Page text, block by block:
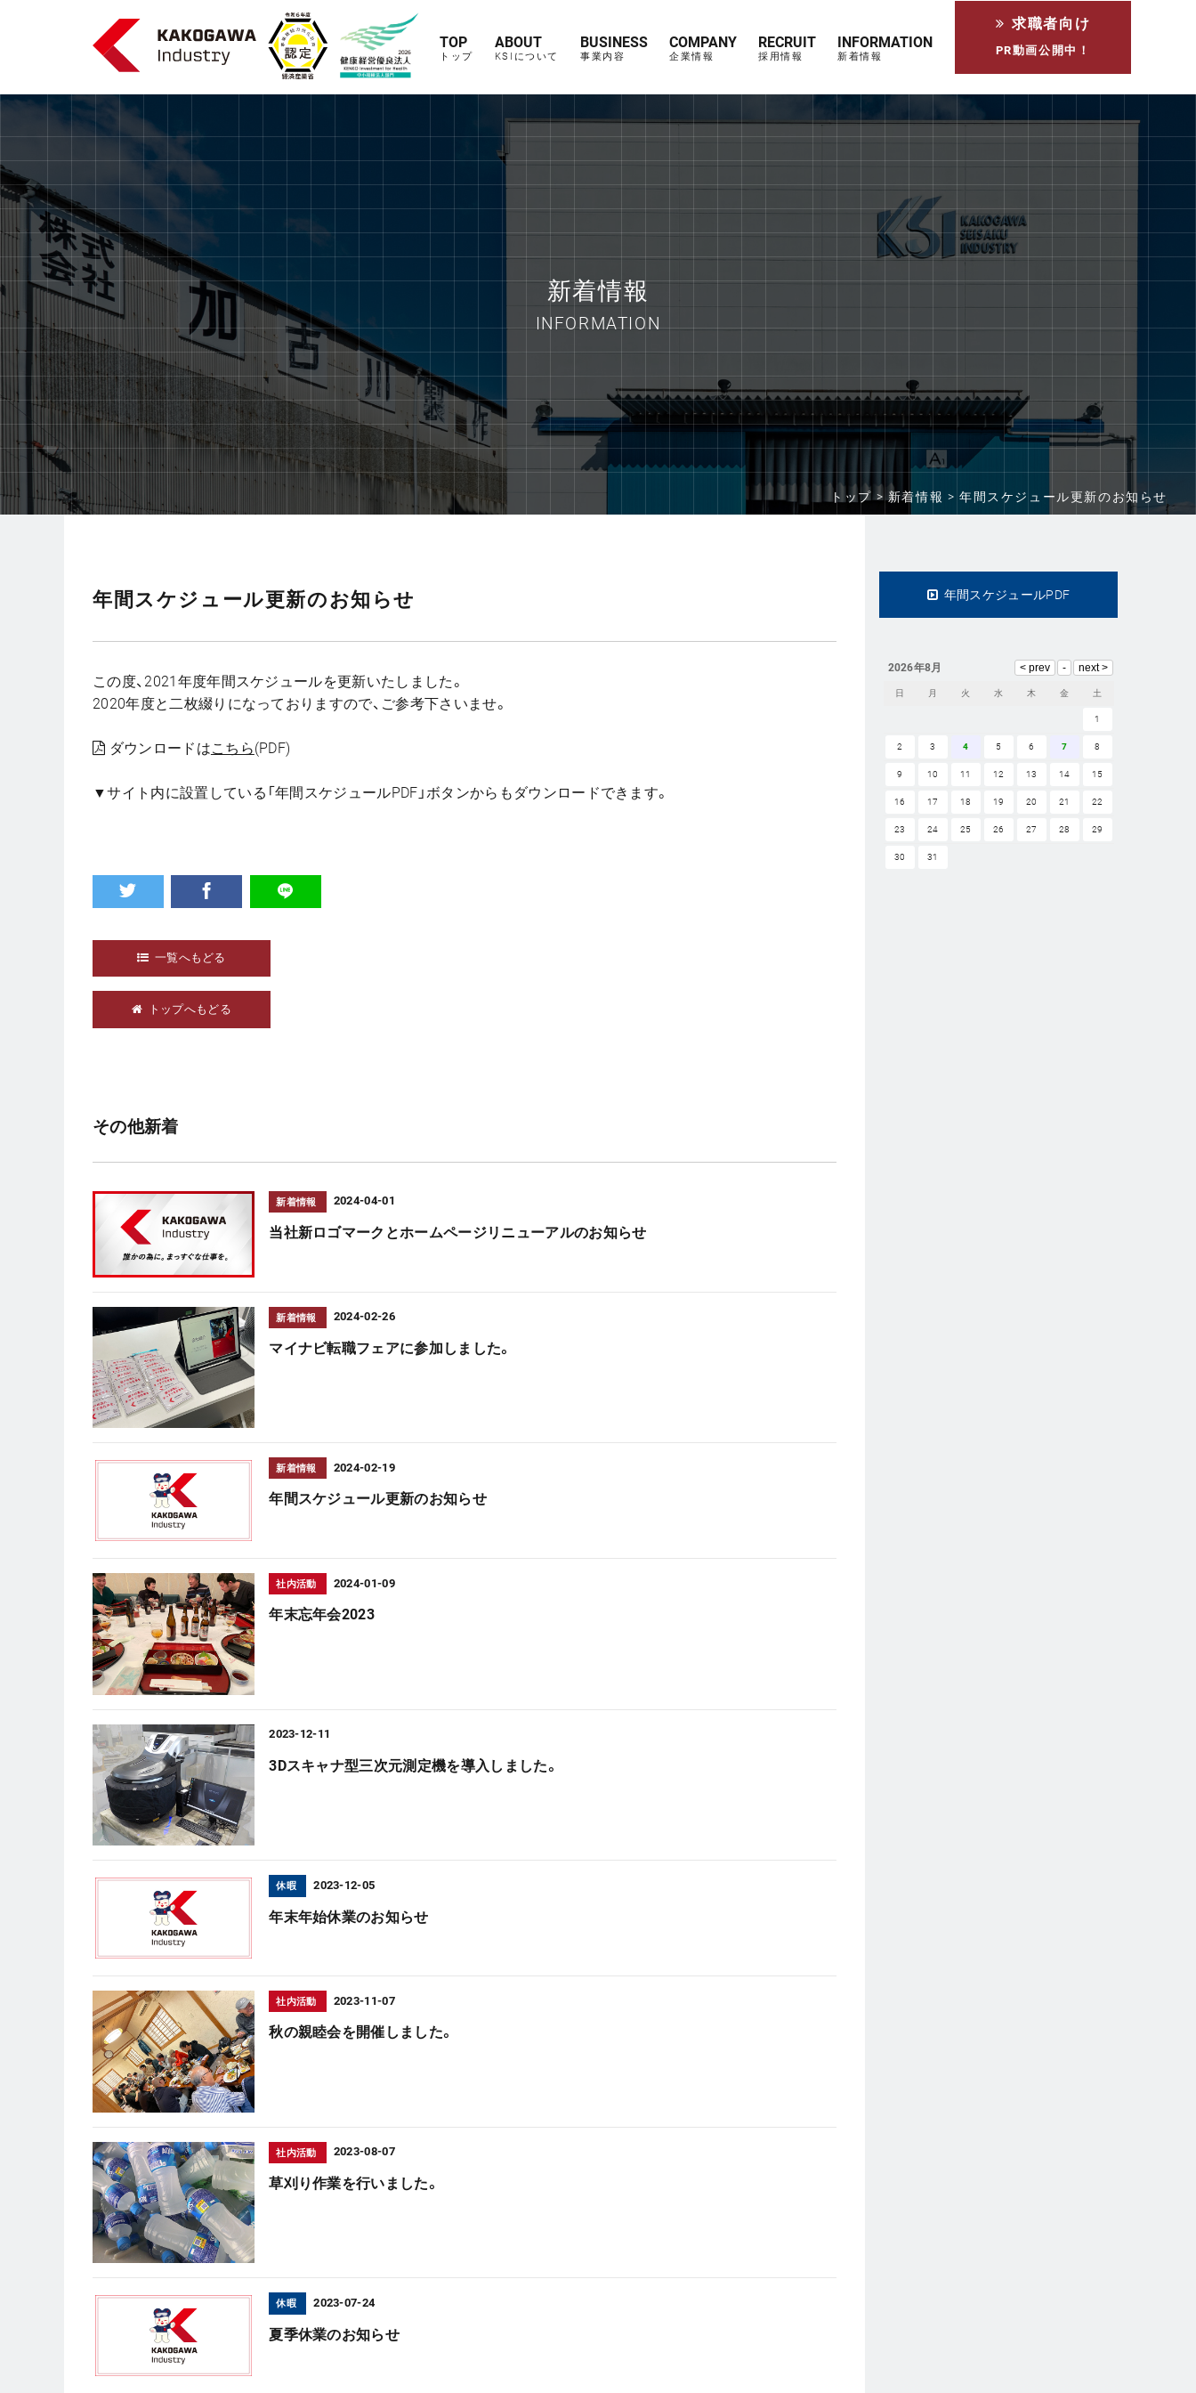
トップ
TOP
KSIについて
ABOUT
事業内容
BUSINESS
企業情報
COMPANY
採用情報
RECRUIT
新着情報
INFORMATION
求職者向け
PR動画公開中！
新着情報
INFORMATION
トップ >新着情報 > 年間スケジュール更新のお知らせ
年間スケジュール更新のお知らせ
この度、2021年度年間スケジュールを更新いたしました。
2020年度と二枚綴りになっておりますので、ご参考下さいませ。
ダウンロードはこちら(PDF)
▼サイト内に設置している「年間スケジュールPDF」ボタンからもダウンロードできます。
一覧へもどる
トップへもどる
その他新着
新着情報 2024-04-01
当社新ロゴマークとホームページリニューアルのお知らせ
新着情報 2024-02-26
マイナビ転職フェアに参加しました。
新着情報 2024-02-19
年間スケジュール更新のお知らせ
社内活動 2024-01-09
年末忘年会2023
2023-12-11
3Dスキャナ型三次元測定機を導入しました。
休暇 2023-12-05
年末年始休業のお知らせ
社内活動 2023-11-07
秋の親睦会を開催しました。
社内活動 2023-08-07
草刈り作業を行いました。
休暇 2023-07-24
夏季休業のお知らせ
年間スケジュールPDF
2026年8月
日 月 火 水 木 金 土
1
2 3 4 5 6 7 8
9 10 11 12 13 14 15
16 17 18 19 20 21 22
23 24 25 26 27 28 29
30 31